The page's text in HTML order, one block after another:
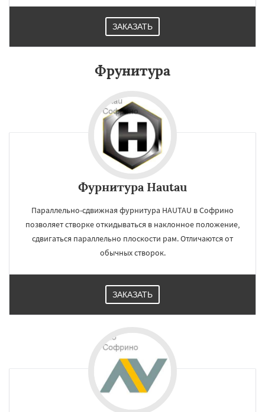
ЗАКАЗАТЬ
Фрунитура
Фурнитура Hautau
Параллельно-сдвижная фурнитура HAUTAU в Софрино
позволяет створке откидываться в наклонное положение,
сдвигаться параллельно плоскости рам. Отличаются от
обычных створок.
ЗАКАЗАТЬ